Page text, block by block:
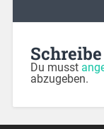
Du musst
abzugeben.